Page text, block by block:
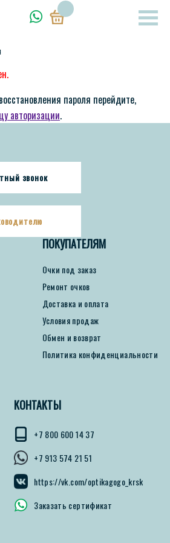
пароля перейдите,
авторизации.
ПОКУПАТЕЛЯМ
Очки под заказ
Ремонт очков
Доставка и оплата
Условия продаж
Обмен и возврат
Политика конфиденциальности
КОНТАКТЫ
+7 800 600 14 37
+7 913 574 21 51
https://vk.com/optikagogo_krsk
Заказать сертификат
звонок